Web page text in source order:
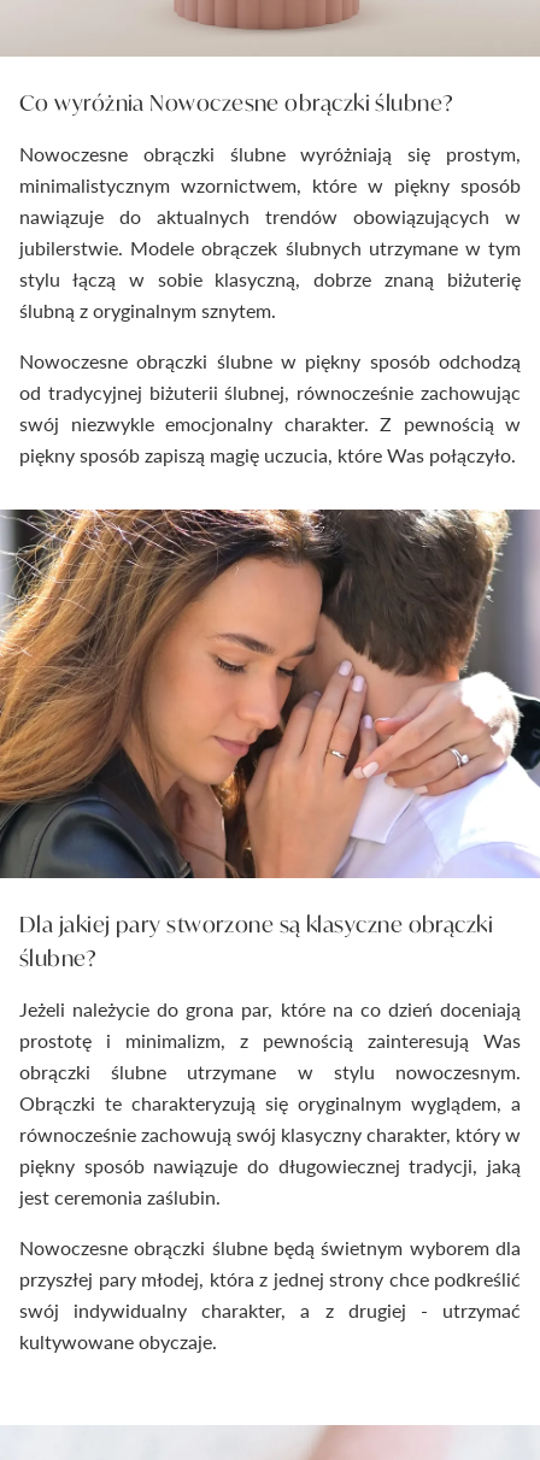
Co wyróżnia Nowoczesne obrączki ślubne⁠?
Nowoczesne obrączki ślubne wyróżniają się prostym,
minimalistycznym wzornictwem, które w piękny sposób
nawiązuje do aktualnych trendów obowiązujących w
jubilerstwie. Modele obrączek ślubnych utrzymane w tym
stylu łączą w sobie klasyczną, dobrze znaną biżuterię
ślubną z oryginalnym sznytem.
Nowoczesne obrączki ślubne w piękny sposób odchodzą
od tradycyjnej biżuterii ślubnej, równocześnie zachowując
swój niezwykle emocjonalny charakter. Z pewnością w
piękny sposób zapiszą magię uczucia, które Was połączyło.
Dla jakiej pary stworzone są klasyczne obrączki
ślubne?
Jeżeli należycie do grona par, które na co dzień doceniają
prostotę i minimalizm, z pewnością zainteresują Was
obrączki ślubne utrzymane w stylu nowoczesnym.
Obrączki te charakteryzują się oryginalnym wyglądem, a
równocześnie zachowują swój klasyczny charakter, który w
piękny sposób nawiązuje do długowiecznej tradycji, jaką
jest ceremonia zaślubin.
Nowoczesne obrączki ślubne będą świetnym wyborem dla
przyszłej pary młodej, która z jednej strony chce podkreślić
swój indywidualny charakter, a z drugiej - utrzymać
kultywowane obyczaje.